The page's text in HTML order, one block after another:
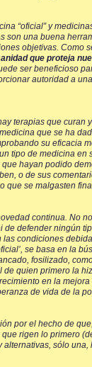
“oficial” y
son una buena
objetivas. Como
que proteja
ser beneficioso
autoridad a
terapias que
que se ha
su eficacia
tipo de medicina
hayan podido
o de sus
se malgasten
continua. No
defender ningún
condiciones
se basa en la
fosilizado,
quien primero la
en la
de vida de la
por el hecho de
rigen lo primero
sólo